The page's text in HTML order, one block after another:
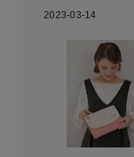
2023-03-14